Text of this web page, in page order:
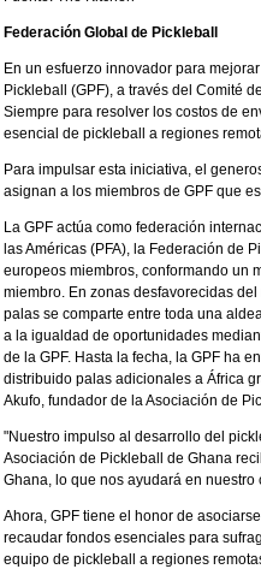
Federación Global de Pickleball
En un esfuerzo innovador para
Pickleball (GPF), a través del Comité
Siempre para resolver los costos de
esencial de pickleball a regiones
Para impulsar esta iniciativa, el
asignan a los miembros de GPF que
La GPF actúa como federación
las Américas (PFA), la Federación de
europeos miembros, conformando un
miembro. En zonas desfavorecidas
palas se comparte entre toda una
a la igualdad de oportunidades
de la GPF. Hasta la fecha, la GPF ha
distribuido palas adicionales a África
Akufo, fundador de la Asociación de
"Nuestro impulso al desarrollo del
Asociación de Pickleball de Ghana
Ghana, lo que nos ayudará en
Ahora, GPF tiene el honor de
recaudar fondos esenciales para
equipo de pickleball a regiones